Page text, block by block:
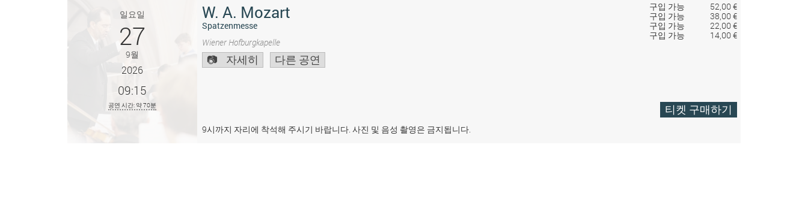
구입 가능
52,00 €
구입 가능
38,00 €
구입 가능
22,00 €
구입 가능
14,00 €
일요일
27
9월
2026
09:15
공연 시간: 약 70분
W. A. Mozart
Spatzenmesse
Wiener Hofburgkapelle
자세히 다른 공연
티켓 구매하기
9시까지 자리에 착석해 주시기 바랍니다. 사진 및 음성 촬영은 금지됩니다.